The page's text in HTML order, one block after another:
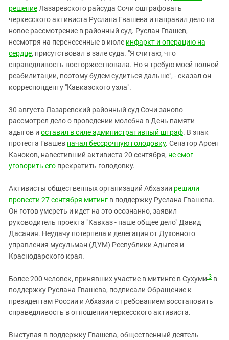
решениеЛазаревского райсуда Сочи оштрафовать
черкесского активиста Руслана Гвашева и направил дело на
новое рассмотрение в районный суд. Руслан Гвашев,
несмотря на перенесенные в июле инфаркт и операцию на
сердце, присутствовал в зале суда. "Я считаю, что
справедливость восторжествовала. Но я требую моей полной
реабилитации, поэтому будем судиться дальше", - сказал он
корреспонденту "Кавказского узла".
30 августа Лазаревский районный суд Сочи заново
рассмотрел дело о проведении молебна в День памяти
адыгов и оставил в силе административный штраф. В знак
протеста Гвашев начал бессрочную голодовку. Сенатор Арсен
Каноков, навестивший активиста 20 сентября, не смог
уговорить его прекратить голодовку.
Активисты общественных организаций Абхазии решили
провести 27 сентября митинг в поддержку Руслана Гвашева.
Он готов умереть и идет на это осознанно, заявил
руководитель проекта "Кавказ - наше общее дело" Давид
Дасания. Неудачу потерпела и делегация от Духовного
управления мусульман (ДУМ) Республики Адыгея и
Краснодарского края.
Более 200 человек, принявших участие в митинге в Сухуми 3 в
поддержку Руслана Гвашева, подписали Обращение к
президентам России и Абхазии с требованием восстановить
справедливость в отношении черкесского активиста.
Выступая в поддержку Гвашева, общественный деятель